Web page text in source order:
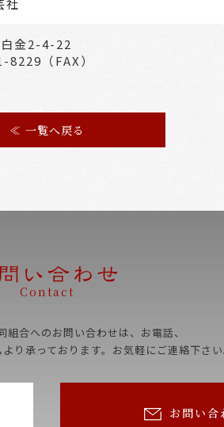
社
金2-4-22
（FAX）
≪ 一覧へ戻る
Contact
組合へのお問い合わせは、お電話、
り承っております。お気軽にご連絡下さ
お問い合